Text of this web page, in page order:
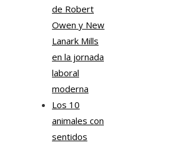
de Robert
Owen y New
Lanark Mills
en la jornada
laboral
moderna
Los 10
animales con
sentidos